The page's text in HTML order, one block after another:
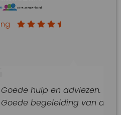
hulp en adviezen.
begeleiding van dit kantoor